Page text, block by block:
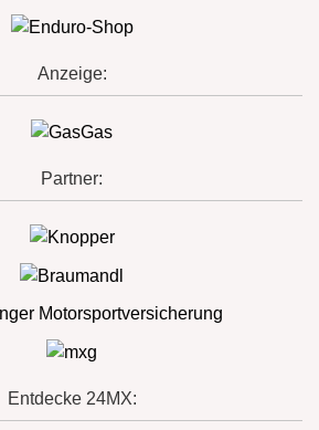
Anzeige:
Partner:
Entdecke 24MX: